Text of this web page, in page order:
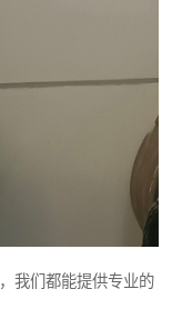
我们都能提供专业的